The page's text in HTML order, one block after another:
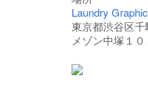
Laundry
東京都渋谷区
メゾン中塚１０